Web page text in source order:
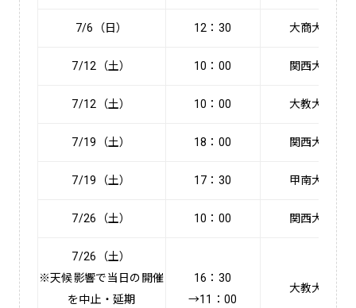
7/6（日） 12：30 大商大
7/12（土） 10：00 関西大
7/12（土） 10：00 大教大
7/19（土） 18：00 関西大
7/19（土） 17：30 甲南大
7/26（土） 10：00 関西大
7/26（土）
※天候影響で当日の開催
を中止・延期
16：30
→11：00
大教大